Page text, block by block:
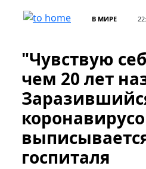
В МИРЕ
"Чувствую
чем 20 лет
госпиталя